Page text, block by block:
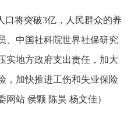
口将突破3亿，人民群众的养
、中国社科院世界社保研究
实地方政府支出责任，加大
，加快推进工伤和失业保险
网站 侯颗 陈昊 杨文佳）